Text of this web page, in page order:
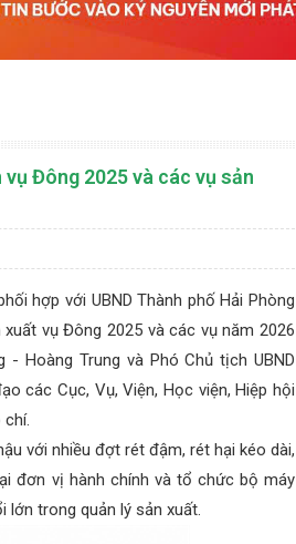
Đông 2025 và các vụ sản
hợp với UBND Thành phố Hải Phòng
vụ Đông 2025 và các vụ năm 2026
Hoàng Trung và Phó Chủ tịch UBND
các Cục, Vụ, Viện, Học viện, Hiệp hội
với nhiều đợt rét đậm, rét hại kéo dài,
đơn vị hành chính và tổ chức bộ máy
lớn trong quản lý sản xuất.